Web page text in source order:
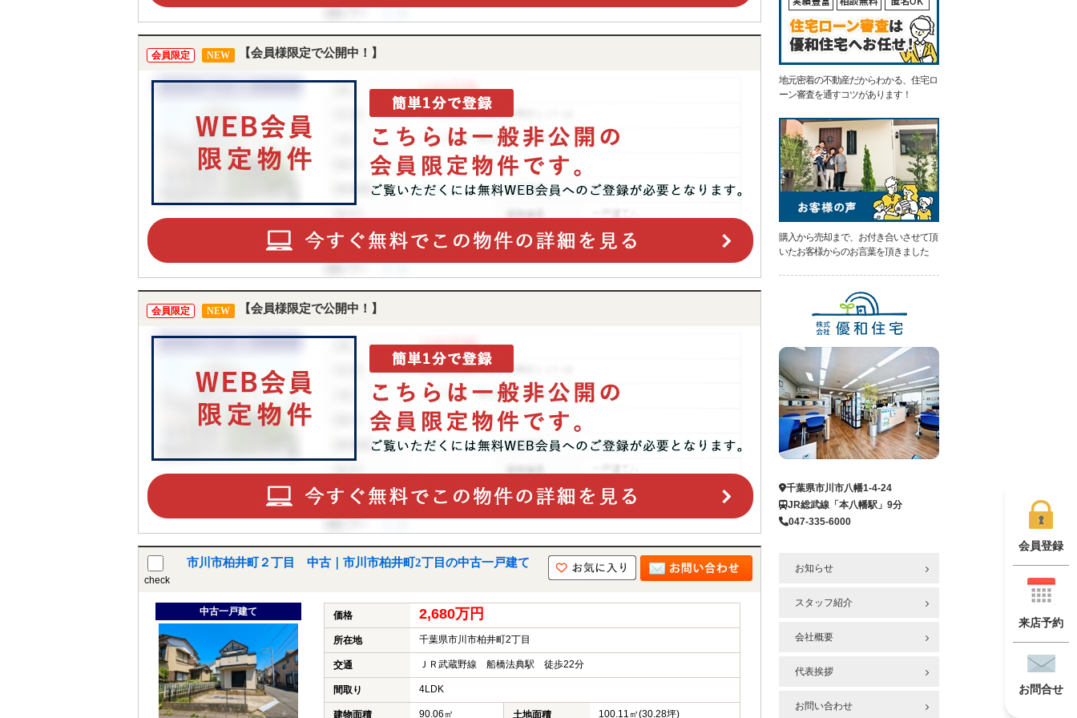
会員限定 NEW 【会員様限定で公開中！】
会員限定 NEW 【会員様限定で公開中！】
check
市川市柏井町２丁目 中古｜市川市柏井町2丁目の中古一戸建て
中古一戸建て 価格 2,680万円
所在地 千葉県市川市柏井町2丁目
交通 ＪＲ武蔵野線 船橋法典駅 徒歩22分
間取り 4LDK
建物面積 90.06㎡ 土地面積 100.11㎡(30.28坪)
地元密着の不動産だからわかる、住宅ロ
ーン審査を通すコツがあります！
購入から売却まで、お付き合いさせて頂
いたお客様からのお言葉を頂きました
千葉県市川市八幡1-4-24
JR総武線「本八幡駅」9分
047-335-6000
お知らせ
スタッフ紹介
会社概要
代表挨拶
お問い合わせ
会員登録
来店予約
お問合せ